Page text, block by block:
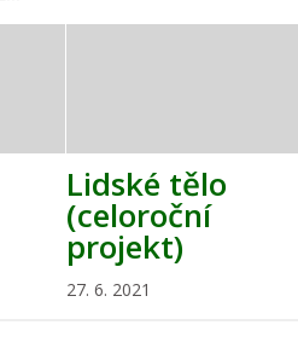
Lidské tělo
(celoroční
projekt)
27. 6. 2021